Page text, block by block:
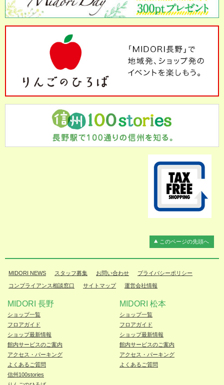
このページの先頭へ
MIDORI NEWS スタッフ募集 お問い合わせ プライバシーポリシー
コンプライアンス相談窓口 サイトマップ 運営会社情報
MIDORI 長野
ショップ一覧
フロアガイド
ショップ最新情報
館内サービスのご案内
アクセス・パーキング
よくあるご質問
信州100stories
MIDORI 松本
ショップ一覧
フロアガイド
ショップ最新情報
館内サービスのご案内
アクセス・パーキング
よくあるご質問